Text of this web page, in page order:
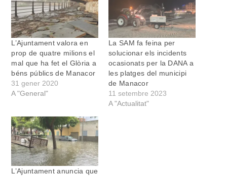
L’Ajuntament valora en
prop de quatre milions el
mal que ha fet el Glòria a
béns públics de Manacor
31 gener 2020
A "General"
La SAM fa feina per
solucionar els incidents
ocasionats per la DANA a
les platges del municipi
de Manacor
11 setembre 2023
A "Actualitat"
L’Ajuntament anuncia que